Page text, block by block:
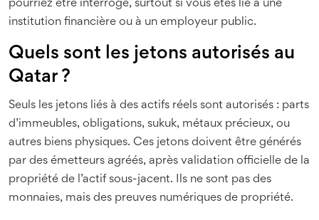
pourriez être interrogé, surtout si vous êtes lié à une
institution financière ou à un employeur public.
Quels sont les jetons autorisés au
Qatar ?
Seuls les jetons liés à des actifs réels sont autorisés : parts
d’immeubles, obligations, sukuk, métaux précieux, ou
autres biens physiques. Ces jetons doivent être générés
par des émetteurs agréés, après validation officielle de la
propriété de l’actif sous-jacent. Ils ne sont pas des
monnaies, mais des preuves numériques de propriété.